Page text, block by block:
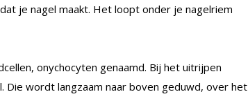
je nagel maakt. Het loopt onder je nagelriem
onychocyten genaamd. Bij het uitrijpen
Die wordt langzaam naar boven geduwd, over het